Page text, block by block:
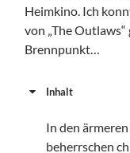
Heimkino. Ich
von „The
Brennpunkt…
Inhalt
In den
beherrschen